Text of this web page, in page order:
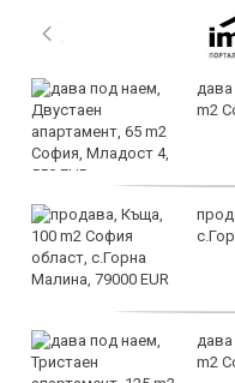
дава
m2
дава
m2